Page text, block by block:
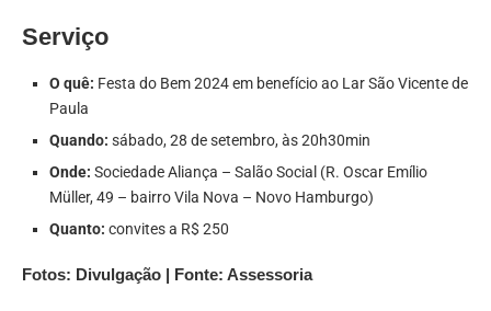
Serviço
O quê: Festa do Bem 2024 em benefício ao Lar São Vicente de
Paula
Quando: sábado, 28 de setembro, às 20h30min
Onde: Sociedade Aliança – Salão Social (R. Oscar Emílio
Müller, 49 – bairro Vila Nova – Novo Hamburgo)
Quanto: convites a R$ 250
Fotos: Divulgação | Fonte: Assessoria